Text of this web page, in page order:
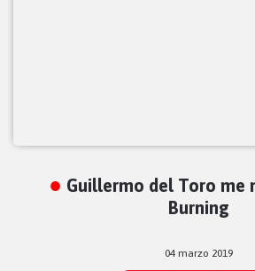
Guillermo del Toro me
Burning
04 marzo 2019